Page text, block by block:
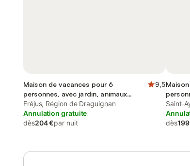
Maison de vacances pour 6
personnes, avec jardin, animaux
acceptés
9,5
Fréjus, Région de Draguignan
Annulation gratuite
dès204 €par nuit
Saint-
dès